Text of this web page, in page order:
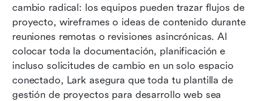
cambio radical: los equipos pueden trazar flujos de
proyecto, wireframes o ideas de contenido durante
reuniones remotas o revisiones asincrónicas. Al
colocar toda la documentación, planificación e
incluso solicitudes de cambio en un solo espacio
conectado, Lark asegura que toda tu plantilla de
gestión de proyectos para desarrollo web sea